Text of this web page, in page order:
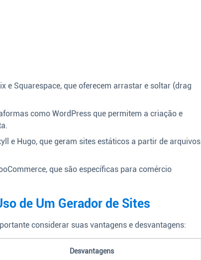
e Squarespace, que oferecem arrastar e soltar (drag
como WordPress que permitem a criação e
e Hugo, que geram sites estáticos a partir de arquivos
que são específicas para comércio
de Um Gerador de Sites
considerar suas vantagens e desvantagens:
Desvantagens